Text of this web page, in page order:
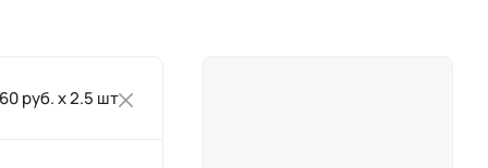
руб. x 2.5 шт